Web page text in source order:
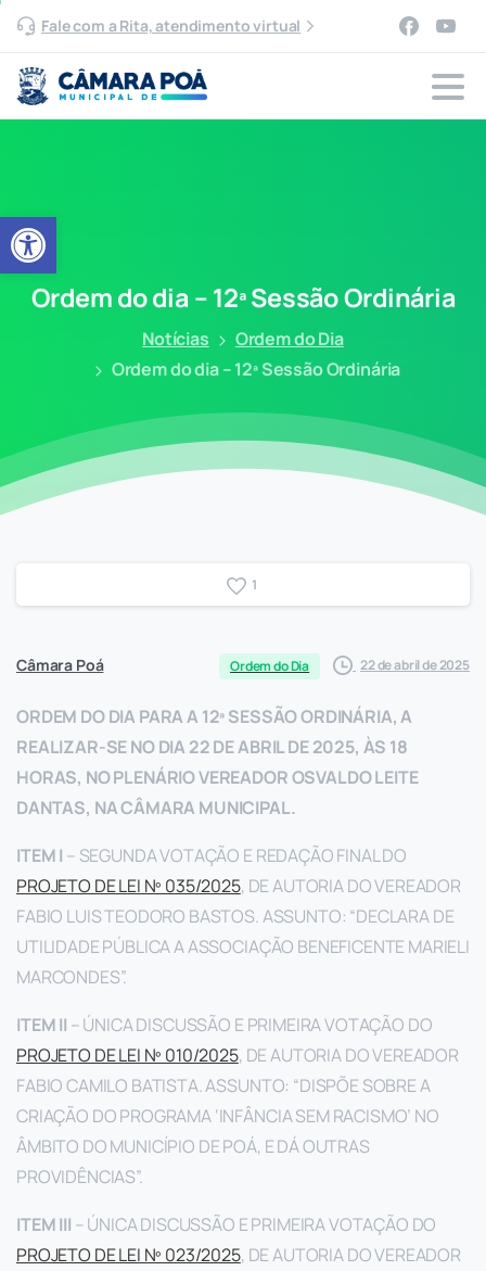
Abrir a barra de ferramentas
Fale com a Rita, atendimento virtual
Ordemdodia –12ªSessãoOrdinária
Notícias
Ordem do Dia
Ordem do dia – 12ª Sessão Ordinária
1
Câmara Poá Ordem do Dia 22 de abril de 2025
ORDEM DO DIA PARA A 12ª SESSÃO ORDINÁRIA, A
REALIZAR-SE NO DIA 22 DE ABRIL DE 2025, ÀS 18
HORAS, NO PLENÁRIO VEREADOR OSVALDO LEITE
DANTAS, NA CÂMARA MUNICIPAL.
ITEM I – SEGUNDA VOTAÇÃO E REDAÇÃO FINAL DO
PROJETO DE LEI Nº 035/2025, DE AUTORIA DO VEREADOR
FABIO LUIS TEODORO BASTOS. ASSUNTO: “DECLARA DE
UTILIDADE PÚBLICA A ASSOCIAÇÃO BENEFICENTE MARIELI
MARCONDES”.
ITEM II – ÚNICA DISCUSSÃO E PRIMEIRA VOTAÇÃO DO
PROJETO DE LEI Nº 010/2025, DE AUTORIA DO VEREADOR
FABIO CAMILO BATISTA. ASSUNTO: “DISPÕE SOBRE A
CRIAÇÃO DO PROGRAMA ‘INFÂNCIA SEM RACISMO’ NO
ÂMBITO DO MUNICÍPIO DE POÁ, E DÁ OUTRAS
PROVIDÊNCIAS”.
ITEM III – ÚNICA DISCUSSÃO E PRIMEIRA VOTAÇÃO DO
PROJETO DE LEI Nº 023/2025, DE AUTORIA DO VEREADOR